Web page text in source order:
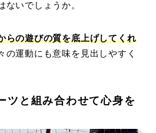
ないでしょうか。
らの遊びの質を底上げしてくれ
の運動にも意味を見出しやすく
ツと組み合わせて心身を